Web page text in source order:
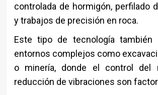
controlada de hormigón, perfilado
y trabajos de precisión en roca.
Este tipo de tecnología también
entornos complejos como
o minería, donde el control del
reducción de vibraciones son